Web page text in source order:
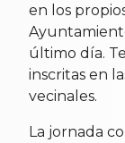
en los
último día.
inscritas en
vecinales.
La jornada